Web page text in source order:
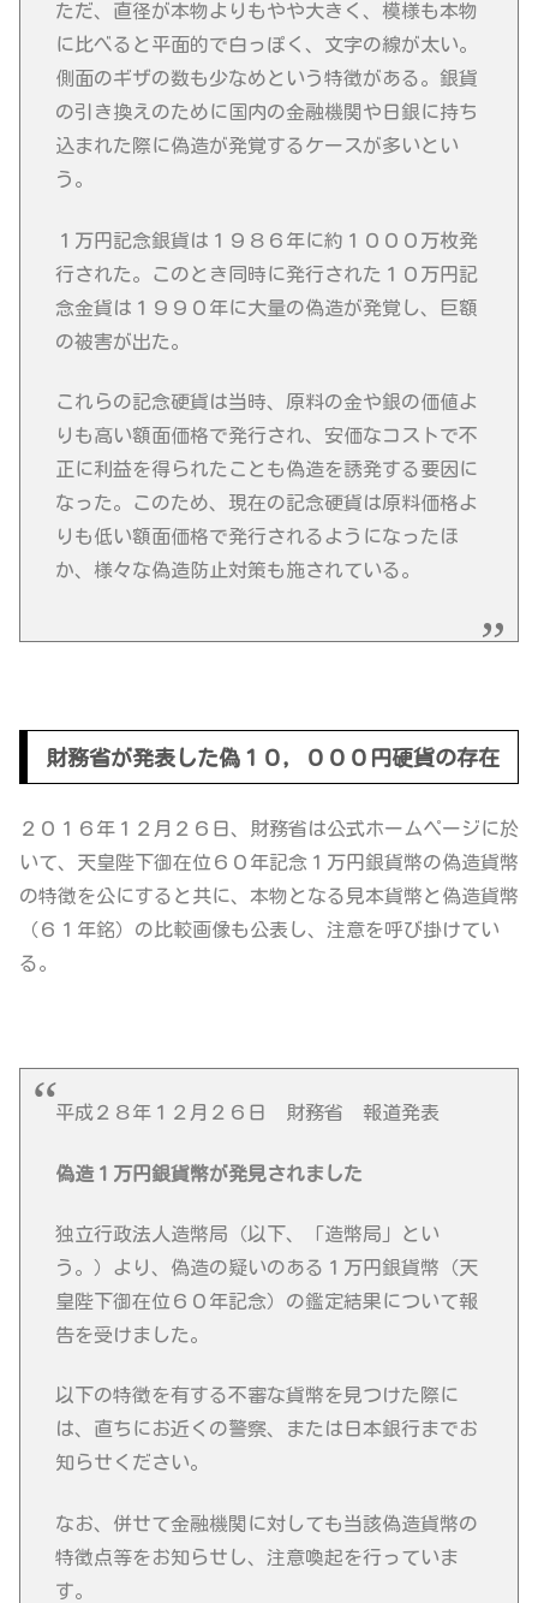
ただ、直径が本物よりもやや大きく、模様も本物
に比べると平面的で白っぽく、文字の線が太い。
側面のギザの数も少なめという特徴がある。銀貨
の引き換えのために国内の金融機関や日銀に持ち
込まれた際に偽造が発覚するケースが多いとい
う。
１万円記念銀貨は１９８６年に約１０００万枚発
行された。このとき同時に発行された１０万円記
念金貨は１９９０年に大量の偽造が発覚し、巨額
の被害が出た。
これらの記念硬貨は当時、原料の金や銀の価値よ
りも高い額面価格で発行され、安価なコストで不
正に利益を得られたことも偽造を誘発する要因に
なった。このため、現在の記念硬貨は原料価格よ
りも低い額面価格で発行されるようになったほ
か、様々な偽造防止対策も施されている。
財務省が発表した偽１０，０００円硬貨の存在
２０１６年１２月２６日、 財務省は公式ホームページに於
いて、 天皇陛下御在位６０年記念１万円銀貨幣の偽造貨幣
の特徴を公にすると共に、本物となる見本貨幣と偽造貨幣
（６１年銘）の比較画像も公表し、注意を呼び掛けてい
る。
平成２８年１２月２６日 財務省 報道発表
偽造１万円銀貨幣が発見されました
独立行政法人造幣局（以下、「造幣局」とい
う。）より、偽造の疑いのある１万円銀貨幣（天
皇陛下御在位６０年記念）の鑑定結果について報
告を受けました。
以下の特徴を有する不審な貨幣を見つけた際に
は、直ちにお近くの警察、または日本銀行までお
知らせください。
なお、併せて金融機関に対しても当該偽造貨幣の
特徴点等をお知らせし、注意喚起を行っていま
す。